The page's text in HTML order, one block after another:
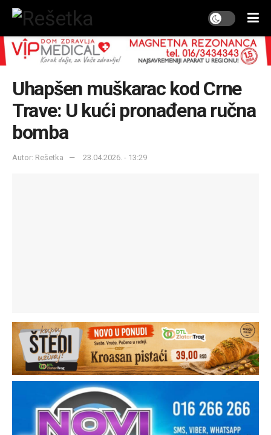
Uhapšen muškarac kod Crne
Trave: U kući pronađena ručna
bomba
Autor: Rešetka 23.04.2026. - 13:29